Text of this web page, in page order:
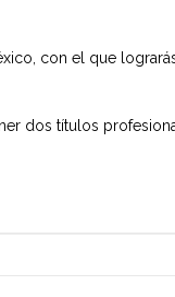
con el que
dos títulos